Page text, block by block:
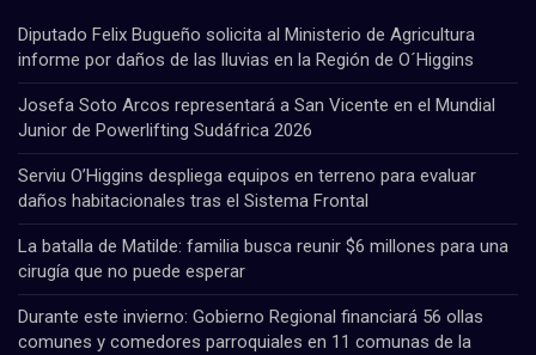
Diputado Felix Bugueño solicita al Ministerio de Agricultura
informe por daños de las lluvias en la Región de O´Higgins
Josefa Soto Arcos representará a San Vicente en el Mundial
Junior de Powerlifting Sudáfrica 2026
Serviu O’Higgins despliega equipos en terreno para evaluar
daños habitacionales tras el Sistema Frontal
La batalla de Matilde: familia busca reunir $6 millones para una
cirugía que no puede esperar
Durante este invierno: Gobierno Regional financiará 56 ollas
comunes y comedores parroquiales en 11 comunas de la